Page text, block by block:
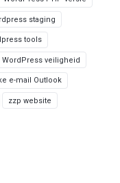
staging
tools
WordPress veiligheid
e-mail Outlook
zzp website